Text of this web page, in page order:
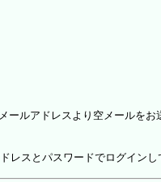
ルアドレスより空メールをお
スとパスワードでログインし